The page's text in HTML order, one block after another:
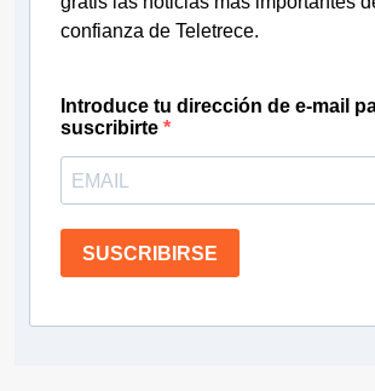
confianza de Teletrece.
Introduce tu dirección de e-mail
suscribirte
SUSCRIBIRSE